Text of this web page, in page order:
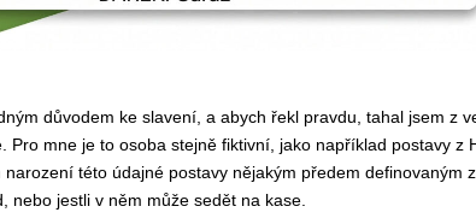
důvodem ke slavení, a abych řekl pravdu, tahal jsem
Pro mne je to osoba stejně fiktivní, jako například postavy
této údajné postavy nějakým předem
nebo jestli v něm může sedět na kase.